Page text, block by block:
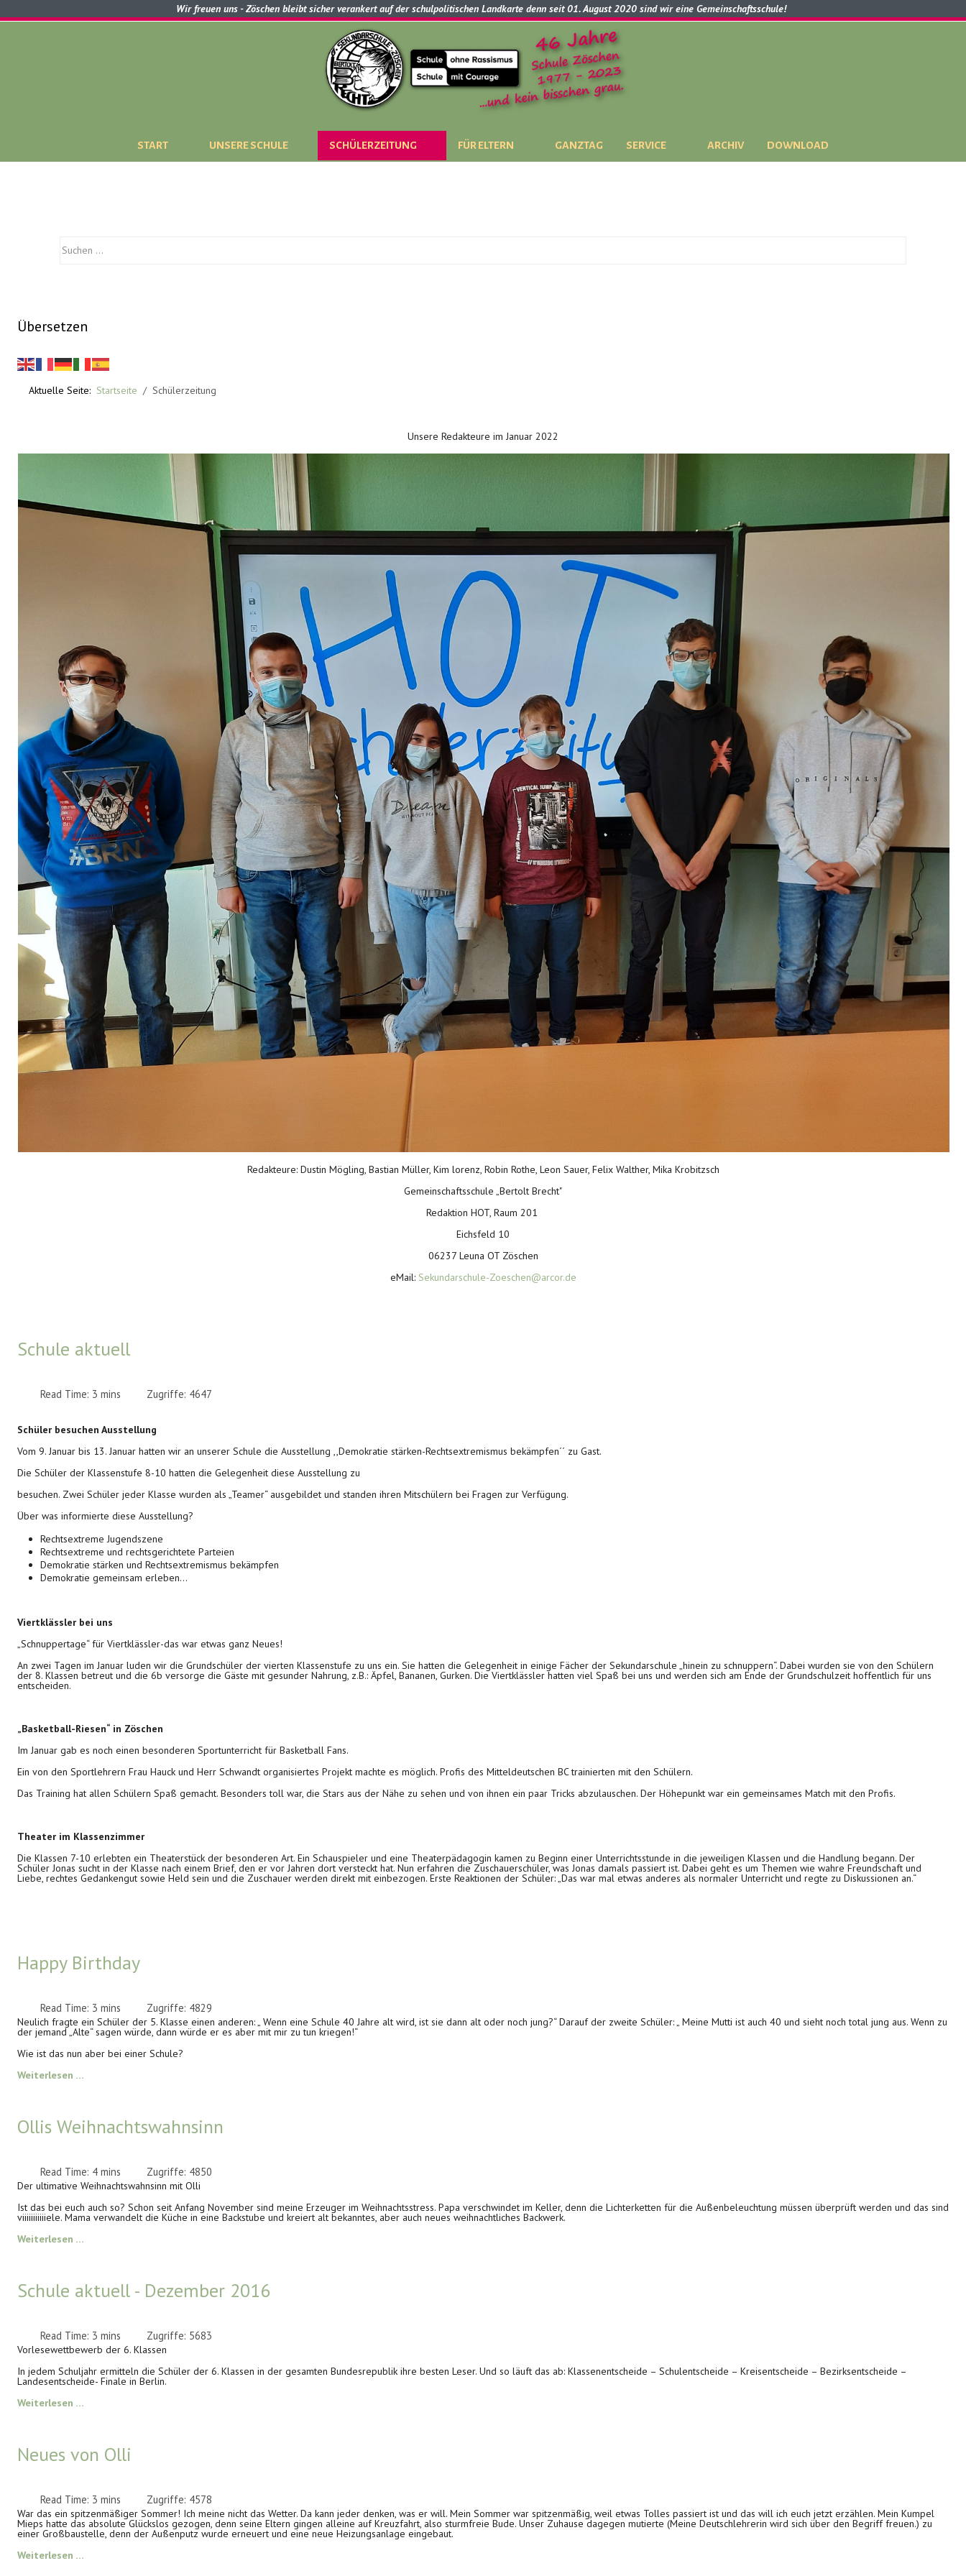
Wir freuen uns - Zöschen bleibt sicher verankert auf der schulpolitischen Landkarte denn seit 01. August 2020 sind wir eine Gemeinschaftsschule!
START UNSERE SCHULE SCHÜLERZEITUNG FÜR ELTERN GANZTAG SERVICE ARCHIV DOWNLOAD
Übersetzen
Aktuelle Seite: Startseite Schülerzeitung
Unsere Redakteure im Januar 2022
Redakteure: Dustin Mögling, Bastian Müller, Kim lorenz, Robin Rothe, Leon Sauer, Felix Walther, Mika Krobitzsch
Gemeinschaftsschule „Bertolt Brecht"
Redaktion HOT, Raum 201
Eichsfeld 10
06237 Leuna OT Zöschen
eMail: Sekundarschule-Zoeschen@arcor.de
Schule aktuell
Read Time: 3 mins Zugriffe: 4647
Schüler besuchen Ausstellung
Vom 9. Januar bis 13. Januar hatten wir an unserer Schule die Ausstellung ,,Demokratie stärken-Rechtsextremismus bekämpfen´´ zu Gast.
Die Schüler der Klassenstufe 8-10 hatten die Gelegenheit diese Ausstellung zu
besuchen. Zwei Schüler jeder Klasse wurden als „Teamer“ ausgebildet und standen ihren Mitschülern bei Fragen zur Verfügung.
Über was informierte diese Ausstellung?
Rechtsextreme Jugendszene
Rechtsextreme und rechtsgerichtete Parteien
Demokratie stärken und Rechtsextremismus bekämpfen
Demokratie gemeinsam erleben…
Viertklässler bei uns
„Schnuppertage“ für Viertklässler-das war etwas ganz Neues!
An zwei Tagen im Januar luden wir die Grundschüler der vierten Klassenstufe zu uns ein. Sie hatten die Gelegenheit in einige Fächer der Sekundarschule „hinein zu schnuppern“. Dabei wurden sie von den Schülern
der 8. Klassen betreut und die 6b versorge die Gäste mit gesunder Nahrung, z.B.: Äpfel, Bananen, Gurken. Die Viertklässler hatten viel Spaß bei uns und werden sich am Ende der Grundschulzeit hoffentlich für uns
entscheiden.
„Basketball-Riesen“ in Zöschen
Im Januar gab es noch einen besonderen Sportunterricht für Basketball Fans.
Ein von den Sportlehrern Frau Hauck und Herr Schwandt organisiertes Projekt machte es möglich. Profis des Mitteldeutschen BC trainierten mit den Schülern.
Das Training hat allen Schülern Spaß gemacht. Besonders toll war, die Stars aus der Nähe zu sehen und von ihnen ein paar Tricks abzulauschen. Der Höhepunkt war ein gemeinsames Match mit den Profis.
Theater im Klassenzimmer
Die Klassen 7-10 erlebten ein Theaterstück der besonderen Art. Ein Schauspieler und eine Theaterpädagogin kamen zu Beginn einer Unterrichtsstunde in die jeweiligen Klassen und die Handlung begann. Der
Schüler Jonas sucht in der Klasse nach einem Brief, den er vor Jahren dort versteckt hat. Nun erfahren die Zuschauerschüler, was Jonas damals passiert ist. Dabei geht es um Themen wie wahre Freundschaft und
Liebe, rechtes Gedankengut sowie Held sein und die Zuschauer werden direkt mit einbezogen. Erste Reaktionen der Schüler: „Das war mal etwas anderes als normaler Unterricht und regte zu Diskussionen an.“
Happy Birthday
Read Time: 3 mins Zugriffe: 4829
Neulich fragte ein Schüler der 5. Klasse einen anderen: „ Wenn eine Schule 40 Jahre alt wird, ist sie dann alt oder noch jung?“ Darauf der zweite Schüler: „ Meine Mutti ist auch 40 und sieht noch total jung aus. Wenn zu
der jemand „Alte“ sagen würde, dann würde er es aber mit mir zu tun kriegen!“
Wie ist das nun aber bei einer Schule?
Weiterlesen …
Ollis Weihnachtswahnsinn
Read Time: 4 mins Zugriffe: 4850
Der ultimative Weihnachtswahnsinn mit Olli
Ist das bei euch auch so? Schon seit Anfang November sind meine Erzeuger im Weihnachtsstress. Papa verschwindet im Keller, denn die Lichterketten für die Außenbeleuchtung müssen überprüft werden und das sind
viiiiiiiiiiiele. Mama verwandelt die Küche in eine Backstube und kreiert alt bekanntes, aber auch neues weihnachtliches Backwerk.
Weiterlesen …
Schule aktuell - Dezember 2016
Read Time: 3 mins Zugriffe: 5683
Vorlesewettbewerb der 6. Klassen
In jedem Schuljahr ermitteln die Schüler der 6. Klassen in der gesamten Bundesrepublik ihre besten Leser. Und so läuft das ab: Klassenentscheide – Schulentscheide – Kreisentscheide – Bezirksentscheide –
Landesentscheide- Finale in Berlin.
Weiterlesen …
Neues von Olli
Read Time: 3 mins Zugriffe: 4578
War das ein spitzenmäßiger Sommer! Ich meine nicht das Wetter. Da kann jeder denken, was er will. Mein Sommer war spitzenmäßig, weil etwas Tolles passiert ist und das will ich euch jetzt erzählen. Mein Kumpel
Mieps hatte das absolute Glückslos gezogen, denn seine Eltern gingen alleine auf Kreuzfahrt, also sturmfreie Bude. Unser Zuhause dagegen mutierte (Meine Deutschlehrerin wird sich über den Begriff freuen.) zu
einer Großbaustelle, denn der Außenputz wurde erneuert und eine neue Heizungsanlage eingebaut.
Weiterlesen …